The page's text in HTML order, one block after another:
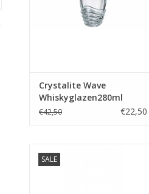
Crystalite Wave
Whiskyglazen280ml
€42,50 €22,50
SALE